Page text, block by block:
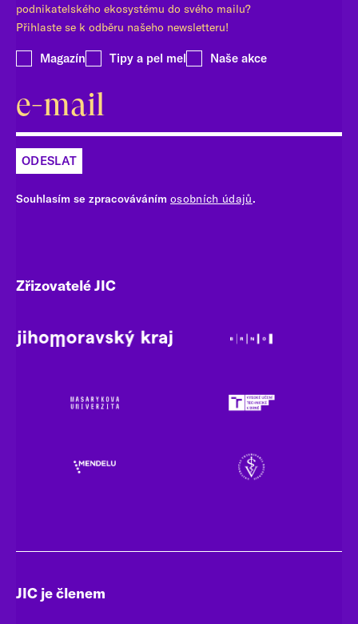
podnikatelského ekosystému do svého mailu?
Přihlaste se k odběru našeho newsletteru!
Magazín Tipy a pel mel Naše akce
ODESLAT
Souhlasím se zpracováváním osobních údajů.
Zřizovatelé JIC
JIC je členem